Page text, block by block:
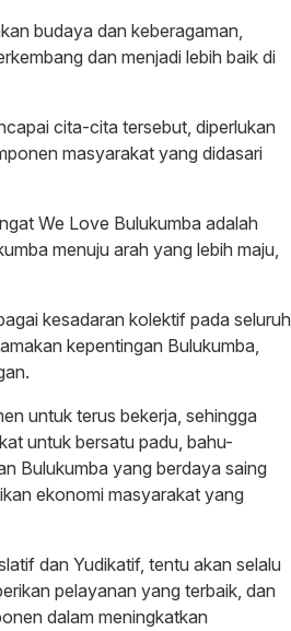
budaya dan keberagaman,
dan menjadi lebih baik di
cita-cita tersebut, diperlukan
masyarakat yang didasari
We Love Bulukumba adalah
menuju arah yang lebih maju,
kesadaran kolektif pada seluruh
kepentingan Bulukumba,
untuk terus bekerja, sehingga
untuk bersatu padu, bahu-
Bulukumba yang berdaya saing
ekonomi masyarakat yang
dan Yudikatif, tentu akan selalu
pelayanan yang terbaik, dan
dalam meningkatkan